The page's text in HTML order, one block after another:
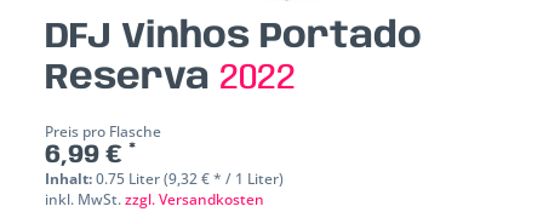
DFJ Vinhos Portado
Reserva 2022
Preis pro Flasche
6,99 € *
Inhalt:0.75 Liter (9,32 € * / 1 Liter)
inkl. MwSt.zzgl. Versandkosten